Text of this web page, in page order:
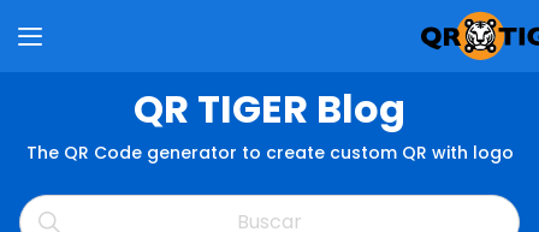
QR TIGER Blog
The QR Code generator to create custom QR with logo